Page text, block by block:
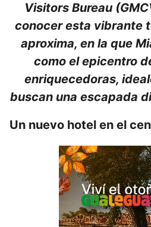
Visitors Bureau
conocer esta vibrante
aproxima, en la que
como el epicentro
enriquecedoras,
buscan una escapada
Un nuevo hotel en el